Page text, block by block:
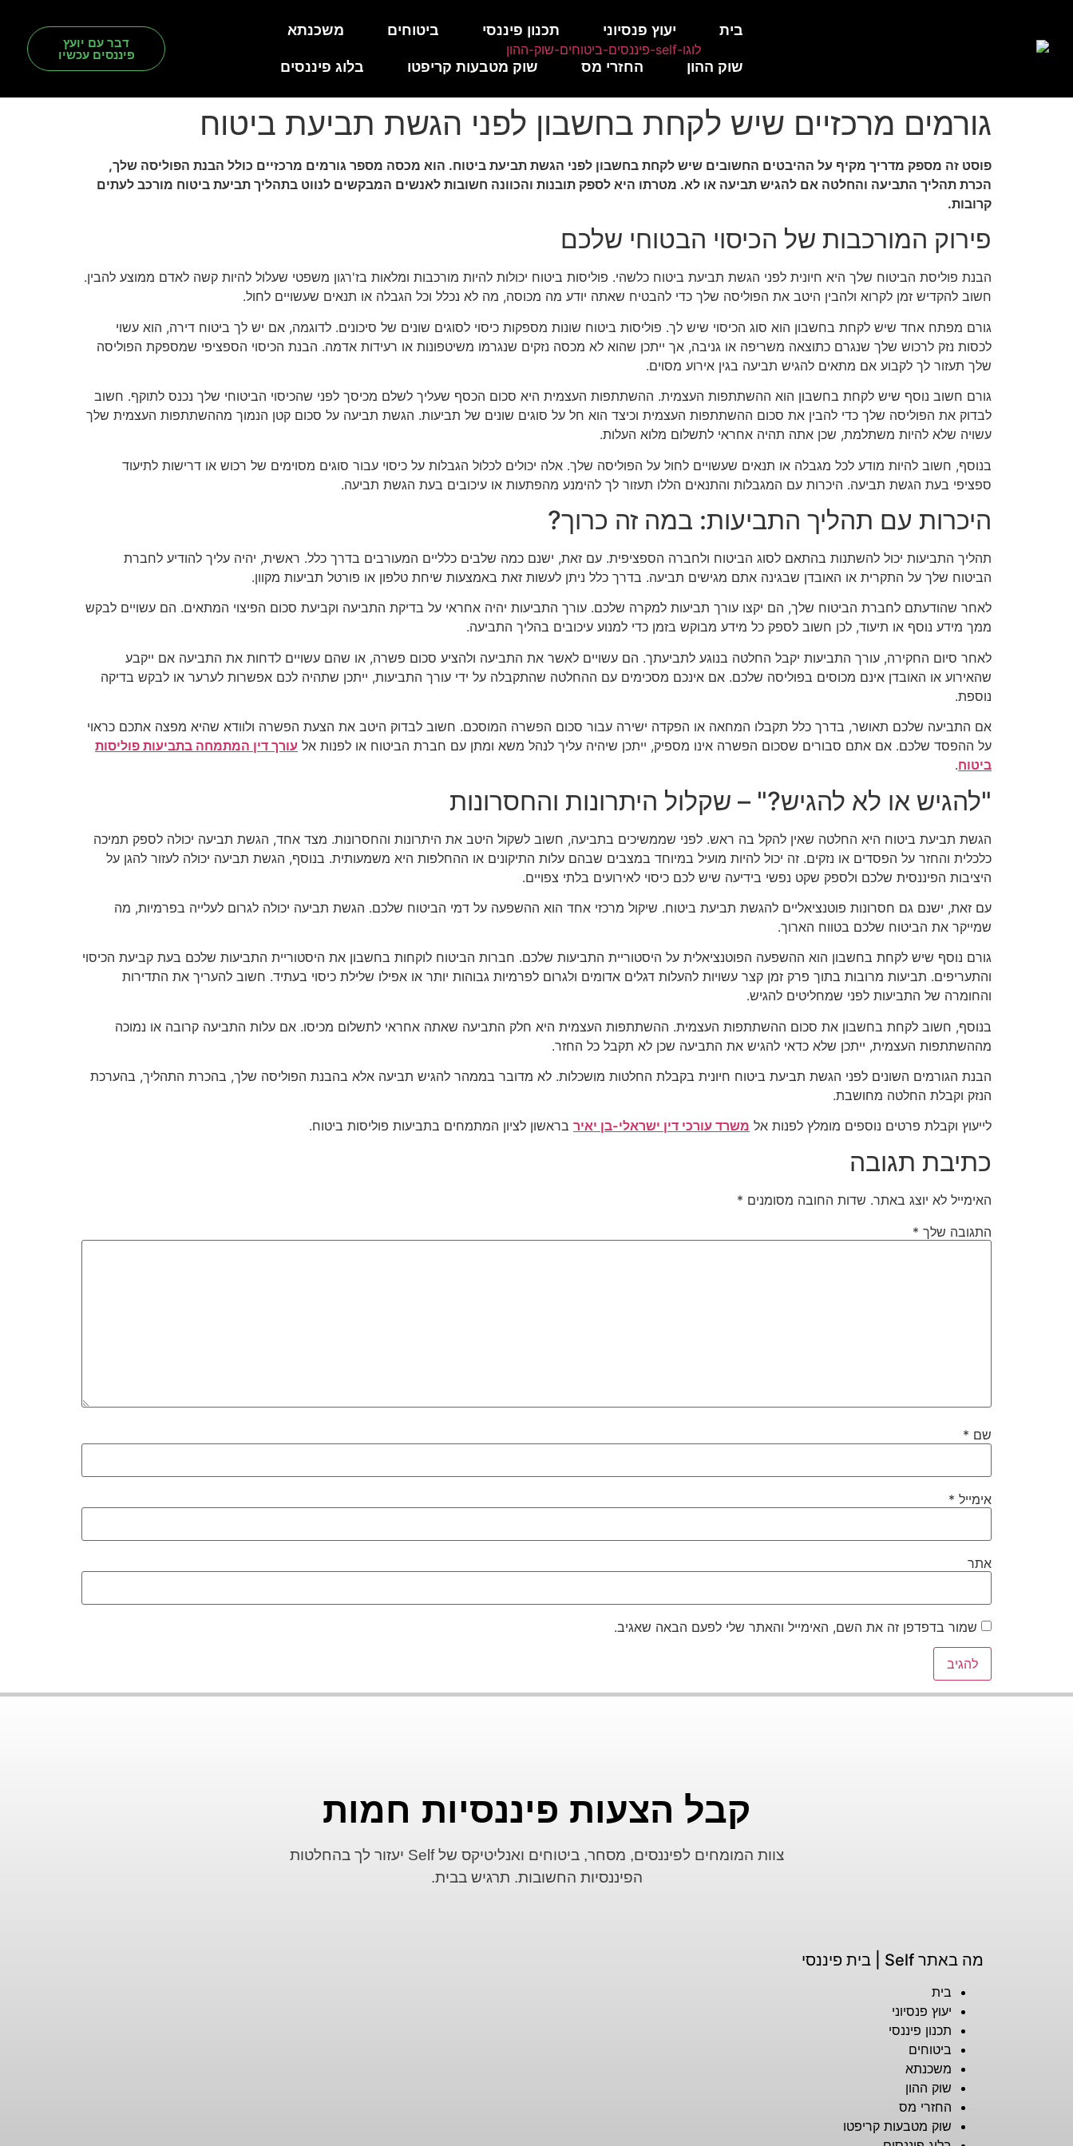
בית יעוץ פנסיוני תכנון פיננסי ביטוחים משכנתא
שוק ההון החזרי מס שוק מטבעות קריפטו בלוג פיננסים
דבר עם יועץ
פיננסים עכשיו
גורמים מרכזיים שיש לקחת בחשבון לפני הגשת תביעת ביטוח
פוסט זה מספק מדריך מקיף על ההיבטים החשובים שיש לקחת בחשבון לפני הגשת תביעת ביטוח. הוא מכסה מספר גורמים מרכזיים כולל הבנת הפוליסה שלך,
הכרת תהליך התביעה והחלטה אם להגיש תביעה או לא. מטרתו היא לספק תובנות והכוונה חשובות לאנשים המבקשים לנווט בתהליך תביעת ביטוח מורכב לעתים
קרובות.
פירוק המורכבות של הכיסוי הבטוחי שלכם
הבנת פוליסת הביטוח שלך היא חיונית לפני הגשת תביעת ביטוח כלשהי. פוליסות ביטוח יכולות להיות מורכבות ומלאות בז'רגון משפטי שעלול להיות קשה לאדם ממוצע להבין.
חשוב להקדיש זמן לקרוא ולהבין היטב את הפוליסה שלך כדי להבטיח שאתה יודע מה מכוסה, מה לא נכלל וכל הגבלה או תנאים שעשויים לחול.
גורם מפתח אחד שיש לקחת בחשבון הוא סוג הכיסוי שיש לך. פוליסות ביטוח שונות מספקות כיסוי לסוגים שונים של סיכונים. לדוגמה, אם יש לך ביטוח דירה, הוא עשוי
לכסות נזק לרכוש שלך שנגרם כתוצאה משריפה או גניבה, אך ייתכן שהוא לא מכסה נזקים שנגרמו משיטפונות או רעידות אדמה. הבנת הכיסוי הספציפי שמספקת הפוליסה
שלך תעזור לך לקבוע אם מתאים להגיש תביעה בגין אירוע מסוים.
גורם חשוב נוסף שיש לקחת בחשבון הוא ההשתתפות העצמית. ההשתתפות העצמית היא סכום הכסף שעליך לשלם מכיסך לפני שהכיסוי הביטוחי שלך נכנס לתוקף. חשוב
לבדוק את הפוליסה שלך כדי להבין את סכום ההשתתפות העצמית וכיצד הוא חל על סוגים שונים של תביעות. הגשת תביעה על סכום קטן הנמוך מההשתתפות העצמית שלך
עשויה שלא להיות משתלמת, שכן אתה תהיה אחראי לתשלום מלוא העלות.
בנוסף, חשוב להיות מודע לכל מגבלה או תנאים שעשויים לחול על הפוליסה שלך. אלה יכולים לכלול הגבלות על כיסוי עבור סוגים מסוימים של רכוש או דרישות לתיעוד
ספציפי בעת הגשת תביעה. היכרות עם המגבלות והתנאים הללו תעזור לך להימנע מהפתעות או עיכובים בעת הגשת תביעה.
היכרות עם תהליך התביעות: במה זה כרוך?
תהליך התביעות יכול להשתנות בהתאם לסוג הביטוח ולחברה הספציפית. עם זאת, ישנם כמה שלבים כלליים המעורבים בדרך כלל. ראשית, יהיה עליך להודיע לחברת
הביטוח שלך על התקרית או האובדן שבגינה אתם מגישים תביעה. בדרך כלל ניתן לעשות זאת באמצעות שיחת טלפון או פורטל תביעות מקוון.
לאחר שהודעתם לחברת הביטוח שלך, הם יקצו עורך תביעות למקרה שלכם. עורך התביעות יהיה אחראי על בדיקת התביעה וקביעת סכום הפיצוי המתאים. הם עשויים לבקש
ממך מידע נוסף או תיעוד, לכן חשוב לספק כל מידע מבוקש בזמן כדי למנוע עיכובים בהליך התביעה.
לאחר סיום החקירה, עורך התביעות יקבל החלטה בנוגע לתביעתך. הם עשויים לאשר את התביעה ולהציע סכום פשרה, או שהם עשויים לדחות את התביעה אם ייקבע
שהאירוע או האובדן אינם מכוסים בפוליסה שלכם. אם אינכם מסכימים עם ההחלטה שהתקבלה על ידי עורך התביעות, ייתכן שתהיה לכם אפשרות לערער או לבקש בדיקה
נוספת.
אם התביעה שלכם תאושר, בדרך כלל תקבלו המחאה או הפקדה ישירה עבור סכום הפשרה המוסכם. חשוב לבדוק היטב את הצעת הפשרה ולוודא שהיא מפצה אתכם כראוי
על ההפסד שלכם. אם אתם סבורים שסכום הפשרה אינו מספיק, ייתכן שיהיה עליך לנהל משא ומתן עם חברת הביטוח או לפנות אל עורך דין המתמחה בתביעות פוליסות
ביטוח.
"להגיש או לא להגיש?" – שקלול היתרונות והחסרונות
הגשת תביעת ביטוח היא החלטה שאין להקל בה ראש. לפני שממשיכים בתביעה, חשוב לשקול היטב את היתרונות והחסרונות. מצד אחד, הגשת תביעה יכולה לספק תמיכה
כלכלית והחזר על הפסדים או נזקים. זה יכול להיות מועיל במיוחד במצבים שבהם עלות התיקונים או ההחלפות היא משמעותית. בנוסף, הגשת תביעה יכולה לעזור להגן על
היציבות הפיננסית שלכם ולספק שקט נפשי בידיעה שיש לכם כיסוי לאירועים בלתי צפויים.
עם זאת, ישנם גם חסרונות פוטנציאליים להגשת תביעת ביטוח. שיקול מרכזי אחד הוא ההשפעה על דמי הביטוח שלכם. הגשת תביעה יכולה לגרום לעלייה בפרמיות, מה
שמייקר את הביטוח שלכם בטווח הארוך.
גורם נוסף שיש לקחת בחשבון הוא ההשפעה הפוטנציאלית על היסטוריית התביעות שלכם. חברות הביטוח לוקחות בחשבון את היסטוריית התביעות שלכם בעת קביעת הכיסוי
והתעריפים. תביעות מרובות בתוך פרק זמן קצר עשויות להעלות דגלים אדומים ולגרום לפרמיות גבוהות יותר או אפילו שלילת כיסוי בעתיד. חשוב להעריך את התדירות
והחומרה של התביעות לפני שמחליטים להגיש.
בנוסף, חשוב לקחת בחשבון את סכום ההשתתפות העצמית. ההשתתפות העצמית היא חלק התביעה שאתה אחראי לתשלום מכיסו. אם עלות התביעה קרובה או נמוכה
מההשתתפות העצמית, ייתכן שלא כדאי להגיש את התביעה שכן לא תקבל כל החזר.
הבנת הגורמים השונים לפני הגשת תביעת ביטוח חיונית בקבלת החלטות מושכלות. לא מדובר בממהר להגיש תביעה אלא בהבנת הפוליסה שלך, בהכרת התהליך, בהערכת
הנזק וקבלת החלטה מחושבת.
לייעוץ וקבלת פרטים נוספים מומלץ לפנות אל משרד עורכי דין ישראלי-בן יאיר בראשון לציון המתמחים בתביעות פוליסות ביטוח.
כתיבת תגובה
האימייל לא יוצג באתר. שדות החובה מסומנים *
התגובה שלך *
שם *
אימייל *
אתר
שמור בדפדפן זה את השם, האימייל והאתר שלי לפעם הבאה שאגיב.
קבל הצעות פיננסיות חמות
צוות המומחים לפיננסים, מסחר, ביטוחים ואנליטיקס של Self יעזור לך בהחלטות
הפיננסיות החשובות. תרגיש בבית.
מה באתר Self | בית פיננסי
בית
יעוץ פנסיוני
תכנון פיננסי
ביטוחים
משכנתא
שוק ההון
החזרי מס
שוק מטבעות קריפטו